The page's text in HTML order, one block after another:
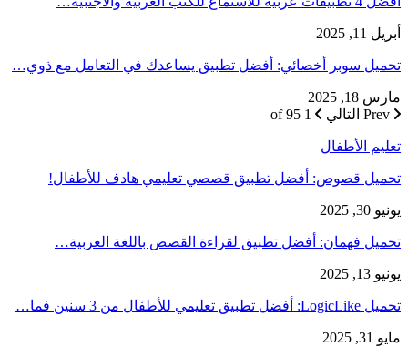
أبريل 11, 2025
تحميل سوبر أخصائي: أفضل تطبيق يساعدك في التعامل مع ذوي…
مارس 18, 2025
التالي 1 of 95
تعليم الأطفال
تحميل قصوص: أفضل تطبيق قصصي تعليمي هادف للأطفال!
يونيو 30, 2025
تحميل فهمان: أفضل تطبيق لقراءة القصص باللغة العربية…
يونيو 13, 2025
تحميل LogicLike: أفضل تطبيق تعليمي للأطفال من 3 سنين فما…
مايو 31, 2025